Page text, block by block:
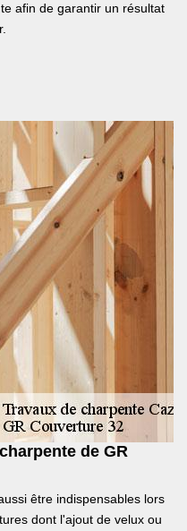
afin de garantir un résultat
de GR
être indispensables lors
dont l'ajout de velux ou